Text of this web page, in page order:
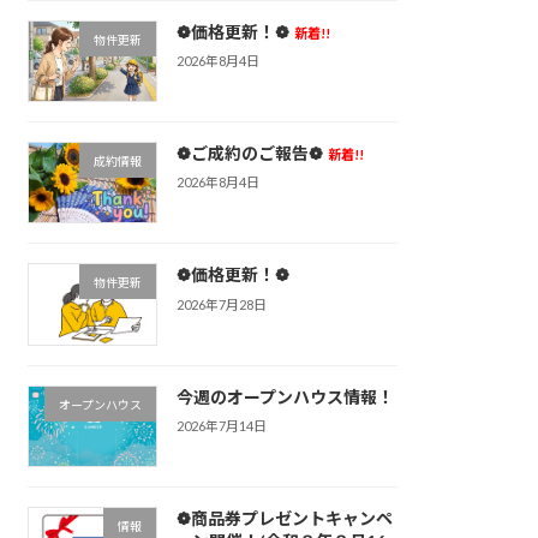
物件更新 ❁価格更新！❁ 新着!!
2026年8月4日
成約情報 ❁ご成約のご報告❁ 新着!!
2026年8月4日
物件更新 ❁価格更新！❁
2026年7月28日
オープンハウス 今週のオープンハウス情報！
2026年7月14日
情報
❁商品券プレゼントキャンペ